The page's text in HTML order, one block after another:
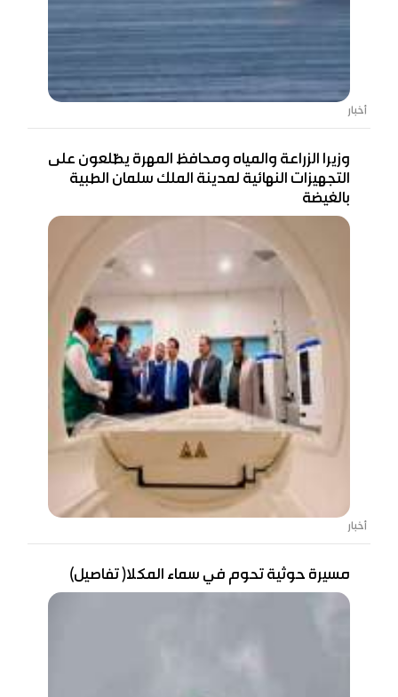
أخبار
وزيرا الزراعة والمياه ومحافظ المهرة يطّلعون على
التجهيزات النهائية لمدينة الملك سلمان الطبية
بالغيضة
أخبار
مسيرة حوثية تحوم في سماء المكلا( تفاصيل)